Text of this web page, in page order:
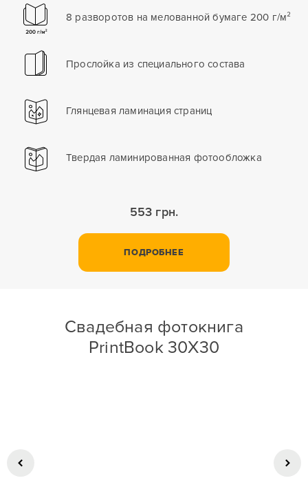
8 разворотов на мелованной бумаге 200 г/м²
Прослойка из специального состава
Глянцевая ламинация страниц
Твердая ламинированная фотообложка
553 грн.
ПОДРОБНЕЕ
Свадебная фотокнига
PrintBook 30X30